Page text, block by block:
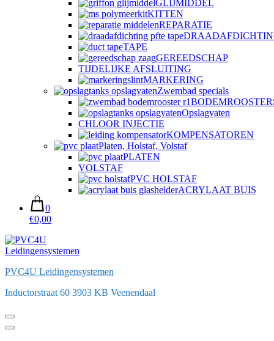
GLIJMIDDEL
KITTEN
REPARATIE
TAPE
GEREEDSCHAP
TIJDELIJKE AFSLUITING
MARKERING
Zwembad specials
Opslagvaten
CHLOOR INJECTIE
KOMPENSATOREN
Platen, Holstaf, Volstaf
PLATEN
VOLSTAF
PVC HOLSTAF
ACRYLAAT BUIS
0
€0,00
PVC4U Leidingensystemen
Inductorstraat 60 3903 KB Veenendaal